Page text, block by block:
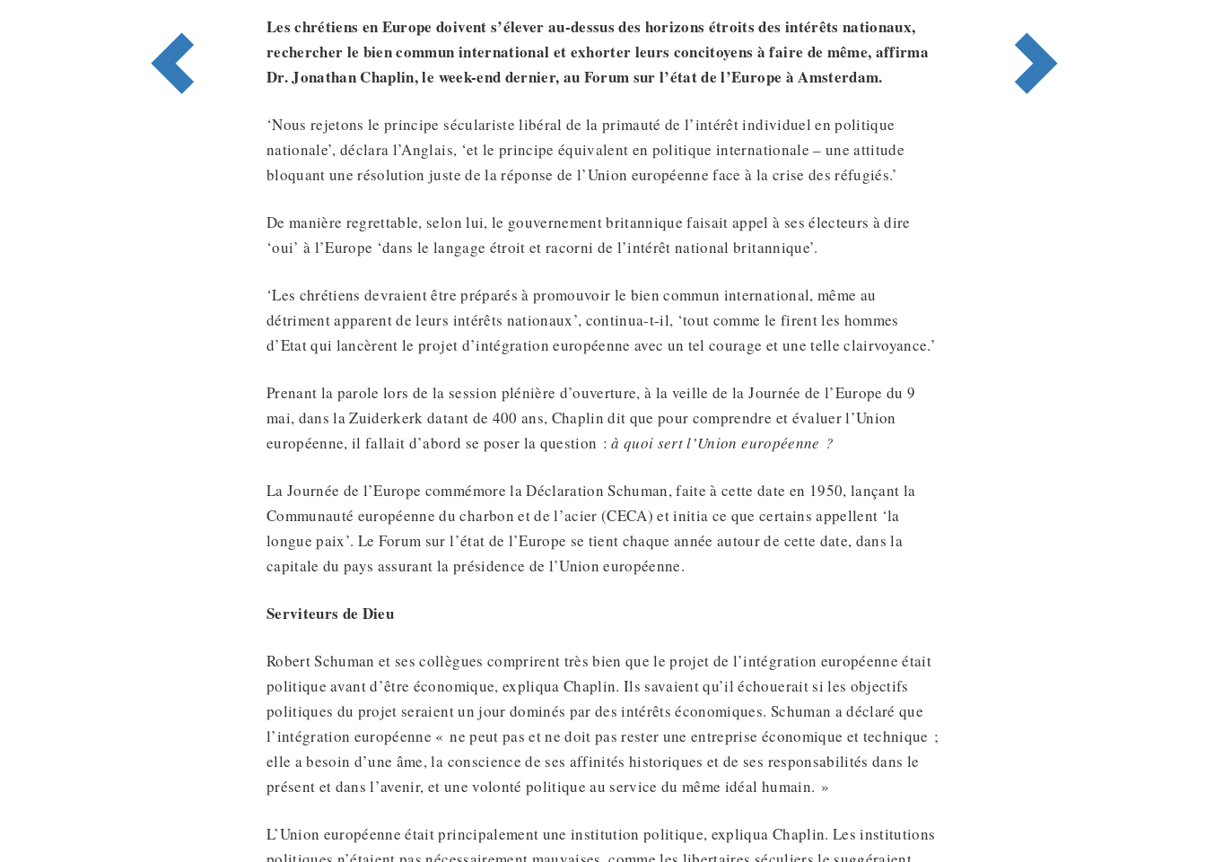
Les chrétiens en Europe doivent s’élever au-dessus des horizons étroits des intérêts nationaux,
rechercher le bien commun international et exhorter leurs concitoyens à faire de même, affirma
Dr. Jonathan Chaplin,le week-end dernier, au Forum sur l’état de l’Europe à Amsterdam.
‘Nous rejetons le principe séculariste libéral de la primauté de l’intérêt individuel en politique
nationale’, déclara l’Anglais, ‘et le principe équivalent en politique internationale – une attitude
bloquant une résolution juste de la réponse de l’Union européenne face à la crise des réfugiés.’
De manière regrettable, selon lui, le gouvernement britannique faisait appel à ses électeurs à dire
‘oui’ à l’Europe ‘dans le langage étroit et racorni de l’intérêt national britannique’.
‘Les chrétiens devraient être préparés à promouvoir le bien commun international, même au
détriment apparent de leurs intérêts nationaux’, continua-t-il, ‘tout comme le firent les hommes
d’Etat qui lancèrent le projet d’intégration européenne avec un tel courage et une telle clairvoyance.’
Prenant la parole lors de la session plénière d’ouverture, à la veille de la Journée de l’Europe du 9
mai, dans la Zuiderkerk datant de 400 ans, Chaplin dit que pour comprendre et évaluer l’Union
européenne, il fallait d’abord se poser la question :à quoi sert l’Union européenne ?
La Journée de l’Europe commémore la Déclaration Schuman, faite à cette date en 1950, lançant la
Communauté européenne du charbon et de l’acier (CECA) et initia ce que certains appellent ‘la
longue paix’. Le Forum sur l’état de l’Europe se tient chaque année autour de cette date, dans la
capitale du pays assurant la présidence de l’Union européenne.
Serviteurs de Dieu
Robert Schuman et ses collègues comprirent très bien que le projet de l’intégration européenne était
politique avant d’être économique, expliqua Chaplin. Ils savaient qu’il échouerait si les objectifs
politiques du projet seraient un jour dominés par des intérêts économiques. Schuman a déclaré que
l’intégration européenne « ne peut pas et ne doit pas rester une entreprise économique et technique ;
elle a besoin d’une âme, la conscience de ses affinités historiques et de ses responsabilités dans le
présent et dans l’avenir, et une volonté politique au service du même idéal humain. »
L’Union européenne était principalement une institution politique, expliqua Chaplin. Les institutions